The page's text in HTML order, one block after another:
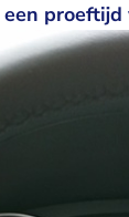
proeftijd